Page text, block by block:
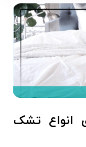
انواع تشک